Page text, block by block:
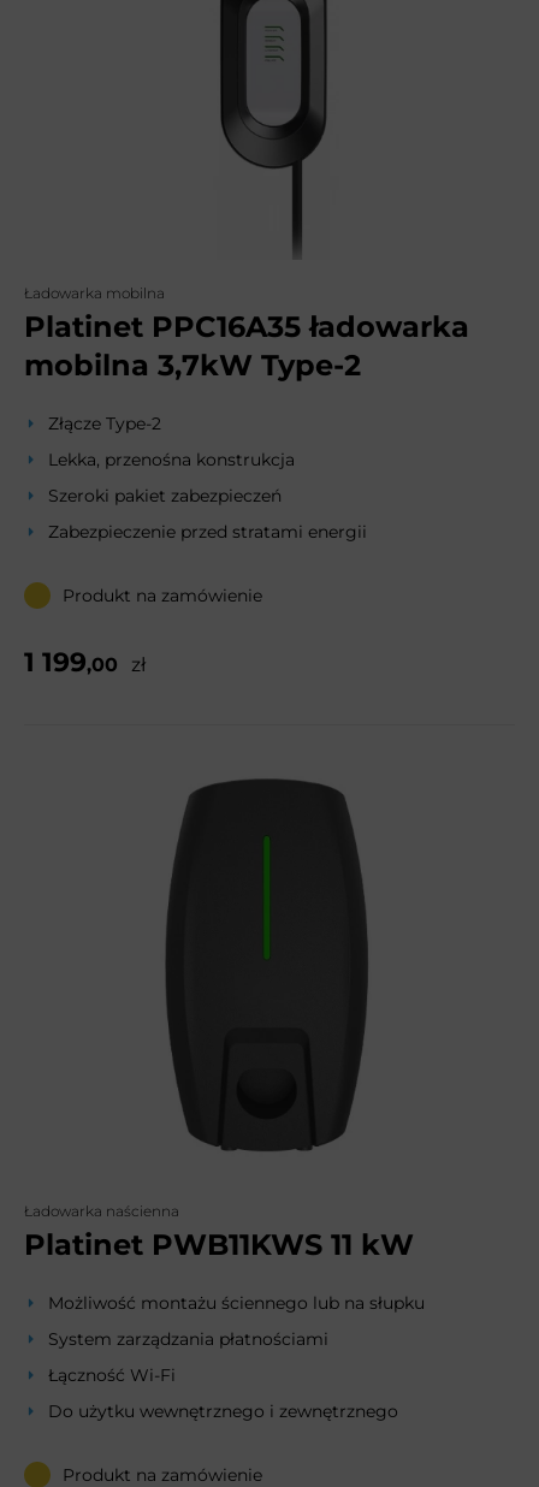
Ładowarka mobilna
Platinet PPC16A35 ładowarka
mobilna 3,7kW Type-2
Złącze Type-2
Lekka, przenośna konstrukcja
Szeroki pakiet zabezpieczeń
Zabezpieczenie przed stratami energii
Produkt na zamówienie
1 199,00 zł
Ładowarka naścienna
Platinet PWB11KWS 11 kW
Możliwość montażu ściennego lub na słupku
System zarządzania płatnościami
Łączność Wi-Fi
Do użytku wewnętrznego i zewnętrznego
Produkt na zamówienie